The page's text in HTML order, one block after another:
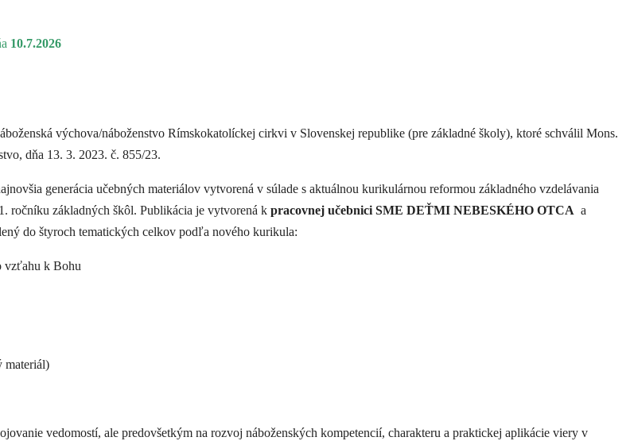
10.7.2026
výchova/náboženstvo Rímskokatolíckej cirkvi v Slovenskej republike (pre základné školy), ktoré schválil Mons.
dňa 13. 3. 2023. č. 855/23.
generácia učebných materiálov vytvorená v súlade s aktuálnou kurikulárnou reformou základného vzdelávania
ročníku základných škôl. Publikácia je vytvorená k pracovnej učebnici SME DEŤMI NEBESKÉHO OTCA a
do štyroch tematických celkov podľa nového kurikula:
vzťahu k Bohu
materiál)
vedomostí, ale predovšetkým na rozvoj náboženských kompetencií, charakteru a praktickej aplikácie viery v